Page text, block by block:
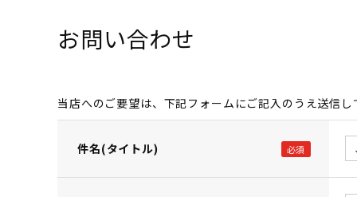
お問い合わせ
当店へのご要望は、下記フォームにご記入のうえ送信
件名(タイトル)